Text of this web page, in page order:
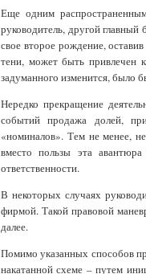
Еще одним
руководитель, другой
свое второе рождение,
тени, может быть привлечен
задуманного изменится, было
Нередко прекращение
событий продажа долей,
«номиналов». Тем не менее,
вместо пользы эта
ответственности.
В некоторых случаях
фирмой. Такой правовой
далее.
Помимо указанных способов
накатанной схеме – путем